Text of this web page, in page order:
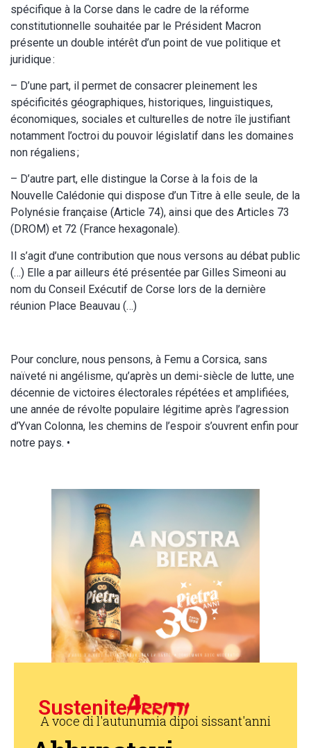
spécifique à la Corse dans le cadre de la réforme
constitutionnelle souhaitée par le Président Macron
présente un double intérêt d’un point de vue politique et
juridique :
– D’une part, il permet de consacrer pleinement les
spécificités géographiques, historiques, linguistiques,
économiques, sociales et culturelles de notre île justifiant
notamment l’octroi du pouvoir législatif dans les domaines
non régaliens ;
– D’autre part, elle distingue la Corse à la fois de la
Nouvelle Calédonie qui dispose d’un Titre à elle seule, de la
Polynésie française (Article 74), ainsi que des Articles 73
(DROM) et 72 (France hexagonale).
Il s’agit d’une contribution que nous versons au débat public
(…) Elle a par ailleurs été présentée par Gilles Simeoni au
nom du Conseil Exécutif de Corse lors de la dernière
réunion Place Beauvau (…)
Pour conclure, nous pensons, à Femu a Corsica, sans
naïveté ni angélisme, qu’après un demi-siècle de lutte, une
décennie de victoires électorales répétées et amplifiées,
une année de révolte populaire légitime après l’agression
d’Yvan Colonna, les chemins de l’espoir s’ouvrent enfin pour
notre pays. •
Sustenite
A voce di l'autunumia dipoi sissant'anni